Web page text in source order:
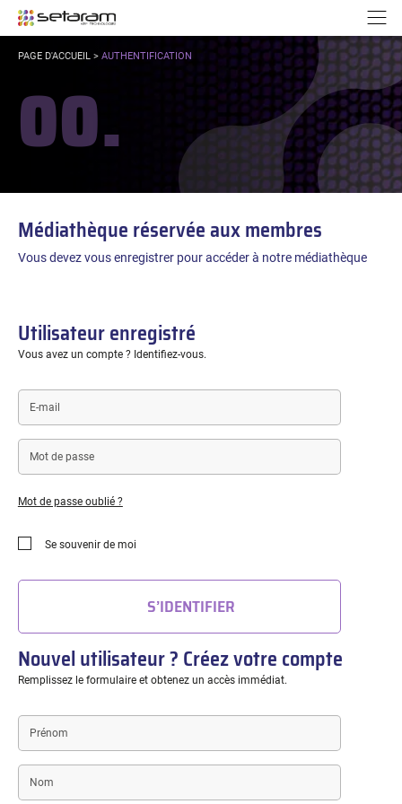
Aller au contenu
VOUS
PAGE D'ACCUEIL> AUTHENTIFICATION
00.
Médiathèque réservée aux membres
Vous devez vous enregistrer pour accéder à notre médiathèque
Utilisateur enregistré
Vous avez un compte ? Identifiez-vous.
mail
passe
Mot de passe oublié ?
Se souvenir de moi
S’IDENTIFIER
Nouvel utilisateur ? Créez votre compte
Remplissez le formulaire et obtenez un accès immédiat.
Panneau de gestion des cookies